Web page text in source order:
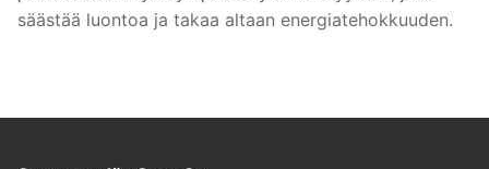
säästää luontoa ja takaa altaan energiatehokkuuden.